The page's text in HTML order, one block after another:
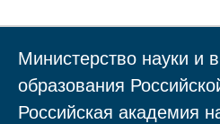
Министерство науки и
образования
Российская академия